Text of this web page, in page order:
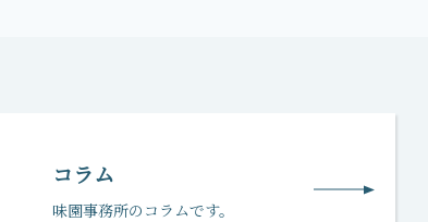
コラム
味園事務所のコラムです。